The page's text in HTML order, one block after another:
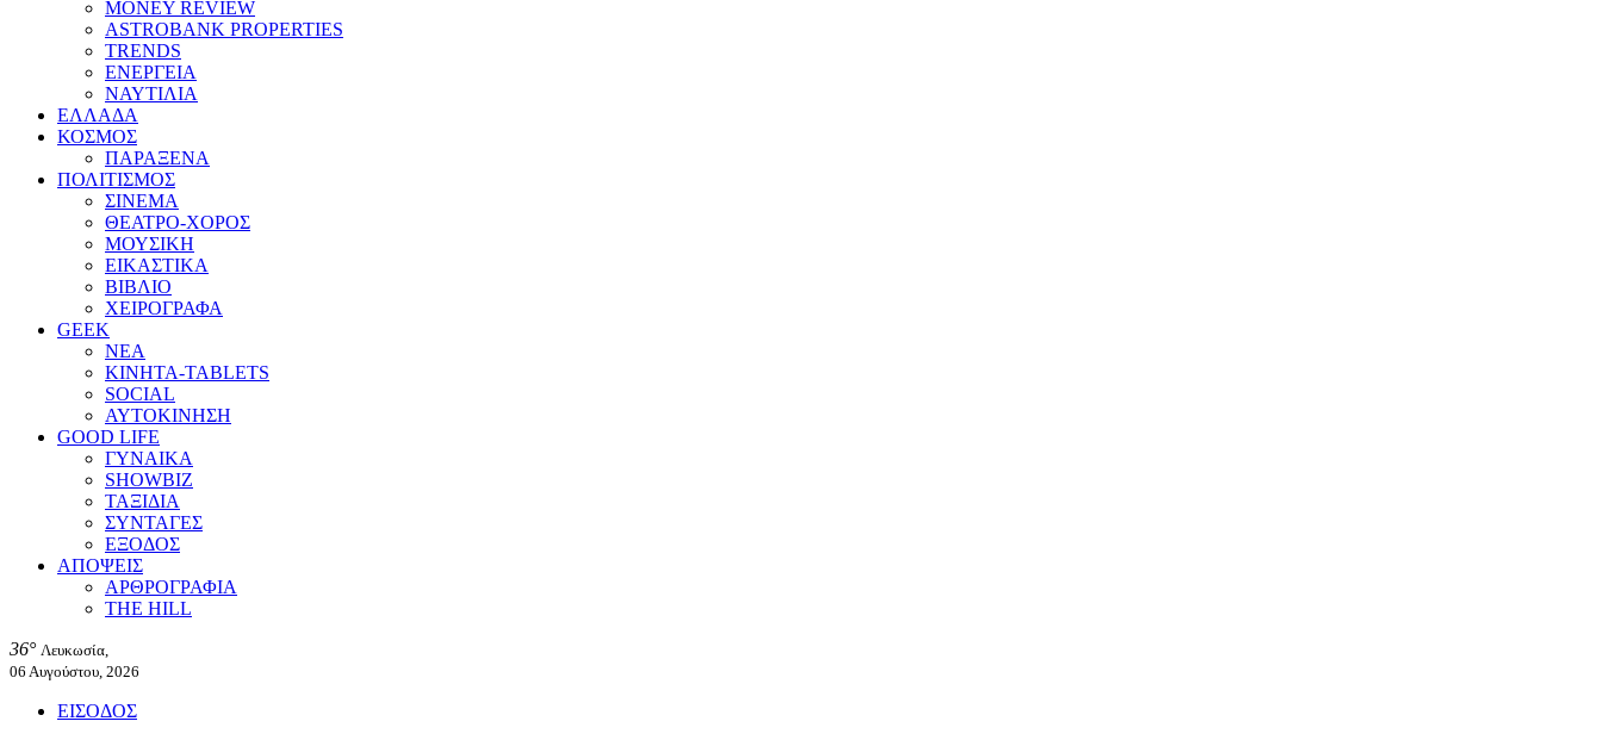
MONEY REVIEW
ASTROBANK PROPERTIES
TRENDS
ΕΝΕΡΓΕΙΑ
ΝΑΥΤΙΛΙΑ
ΕΛΛΑΔΑ
ΚΟΣΜΟΣ
ΠΑΡΑΞΕΝΑ
ΠΟΛΙΤΙΣΜΟΣ
ΣΙΝΕΜΑ
ΘΕΑΤΡΟ-ΧΟΡΟΣ
ΜΟΥΣΙΚΗ
ΕΙΚΑΣΤΙΚΑ
ΒΙΒΛΙΟ
ΧΕΙΡΟΓΡΑΦΑ
GEEK
ΝΕΑ
ΚΙΝΗΤΑ-TABLETS
SOCIAL
ΑΥΤΟΚΙΝΗΣΗ
GOOD LIFE
ΓΥΝΑΙΚΑ
SHOWBIZ
ΤΑΞΙΔΙΑ
ΣΥΝΤΑΓΕΣ
ΕΞΟΔΟΣ
ΑΠΟΨΕΙΣ
ΑΡΘΡΟΓΡΑΦΙΑ
THE HILL
36° Λευκωσία,
06 Αυγούστου, 2026
ΕΙΣΟΔΟΣ